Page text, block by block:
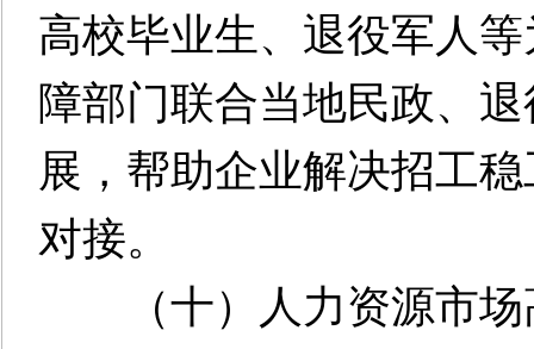
高校毕业生、退役军人
障部门联合当地民政、
展，帮助企业解决招工
对接。
（十）人力资源市场